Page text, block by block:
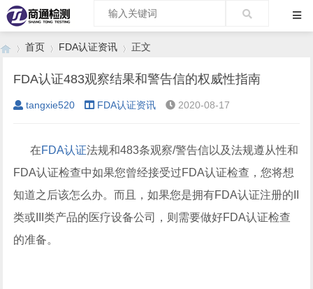
›
首页
›
FDA认证资讯
›
正文
FDA认证483观察结果和警告信的权威性指南
tangxie520 FDA认证资讯 2020-08-17
在FDA认证法规和483条观察/警告信以及法规遵从性和
FDA认证检查中如果您曾经接受过FDA认证检查，您将想
知道之后该怎么办。而且，如果您是拥有FDA认证注册的II
类或III类产品的医疗设备公司，则需要做好FDA认证检查
的准备。